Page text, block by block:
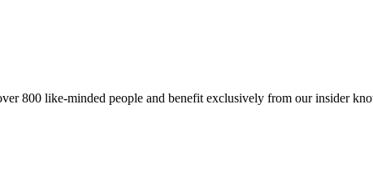
800 like-minded people and benefit exclusively from our insider